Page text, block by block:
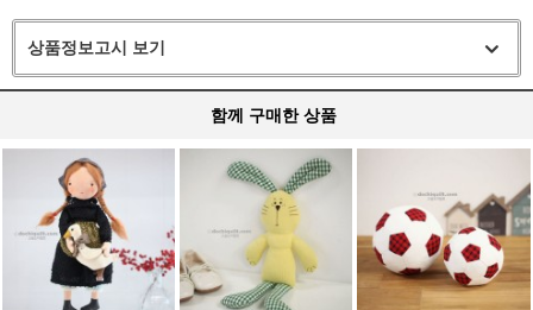
상품정보고시 보기
함께 구매한 상품